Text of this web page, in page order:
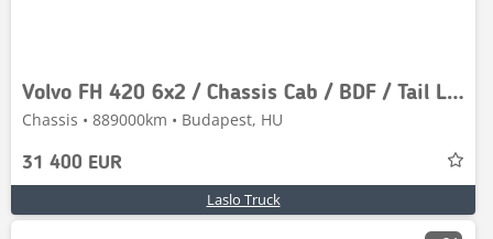
Volvo FH 420 6x2 / Chassis Cab / BDF / Tail Lift / Lift
Chassis • 889000km • Budapest, HU
31 400 EUR
Laslo Truck